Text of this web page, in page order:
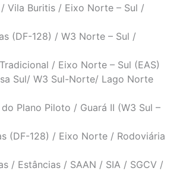
Vila Buritis / Eixo Norte – Sul /
(DF-128) / W3 Norte – Sul /
/ Eixo Norte – Sul (EAS)
Sul/ W3 Sul-Norte/ Lago Norte
do Plano Piloto / Guará II (W3 Sul –
(DF-128) / Eixo Norte / Rodoviária
/ Estâncias / SAAN / SIA / SGCV /